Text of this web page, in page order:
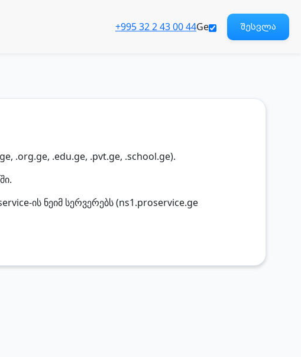
+995 32 2 43 00 44Ge შესვლა
.org.ge, .edu.ge, .pvt.ge, .school.ge).
ის ნეიმ სერვერებს (ns1.proservice.ge